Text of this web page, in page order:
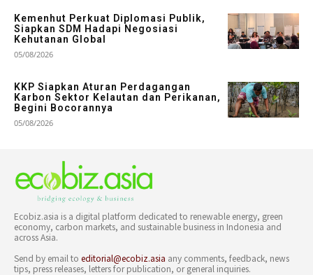
Kemenhut Perkuat Diplomasi Publik,
Siapkan SDM Hadapi Negosiasi
Kehutanan Global
05/08/2026
KKP Siapkan Aturan Perdagangan
Karbon Sektor Kelautan dan Perikanan,
Begini Bocorannya
05/08/2026
Ecobiz.asia is a digital platform dedicated to renewable energy, green
economy, carbon markets, and sustainable business in Indonesia and
across Asia.
Send by email to editorial@ecobiz.asia any comments, feedback, news
tips, press releases, letters for publication, or general inquiries.